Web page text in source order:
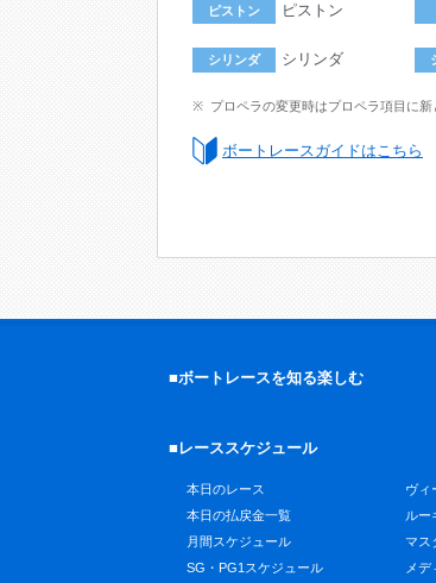
ピストン ピストン
シリンダ シリンダ
プロペラの変更時はプロペラ項目に新
ボートレースガイドはこちら
■ボートレースを知る楽しむ
■レーススケジュール
本日のレース
本日の払戻金一覧
月間スケジュール
SG・PG1スケジュール
ヴィ
ルー
マス
メデ